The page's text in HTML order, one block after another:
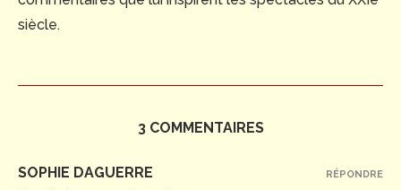
siècle.
3 COMMENTAIRES
SOPHIE DAGUERRE RÉPONDRE